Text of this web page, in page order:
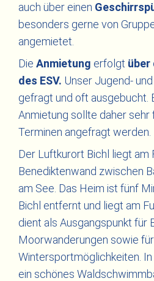
auch über einen
besonders gerne von
angemietet.
Die Anmietung erfolgt
des ESV. Unser Jugend-
gefragt und oft ausgebucht.
Anmietung sollte daher sehr
Terminen angefragt werden.
Der Luftkurort Bichl liegt am
Benediktenwand zwischen
am See. Das Heim ist fünf
Bichl entfernt und liegt am
dient als Ausgangspunkt für
Moorwanderungen sowie für
Wintersportmöglichkeiten.
ein schönes